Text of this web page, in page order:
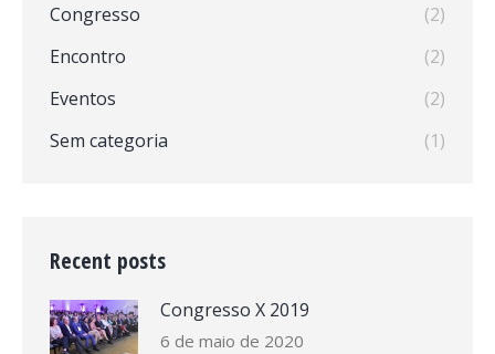
Congresso
(2)
Encontro
(2)
Eventos
(2)
Sem categoria
(1)
Recent posts
Congresso X 2019
6 de maio de 2020